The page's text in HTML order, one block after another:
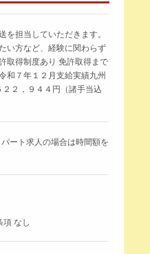
担当していただきます。
い方など、経験に関わらず
取得制度あり 免許取得まで
和７年１２月支給実績九州
２，９４４円（諸手当込
ート求人の場合は時間額を
なし